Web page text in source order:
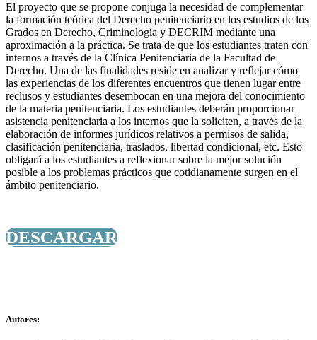
El proyecto que se propone conjuga la necesidad de complementar
la formación teórica del Derecho penitenciario en los estudios de los
Grados en Derecho, Criminología y DECRIM mediante una
aproximación a la práctica. Se trata de que los estudiantes traten con
internos a través de la Clínica Penitenciaria de la Facultad de
Derecho. Una de las finalidades reside en analizar y reflejar cómo
las experiencias de los diferentes encuentros que tienen lugar entre
reclusos y estudiantes desembocan en una mejora del conocimiento
de la materia penitenciaria. Los estudiantes deberán proporcionar
asistencia penitenciaria a los internos que la soliciten, a través de la
elaboración de informes jurídicos relativos a permisos de salida,
clasificación penitenciaria, traslados, libertad condicional, etc. Esto
obligará a los estudiantes a reflexionar sobre la mejor solución
posible a los problemas prácticos que cotidianamente surgen en el
ámbito penitenciario.
DESCARGAR
Autores: